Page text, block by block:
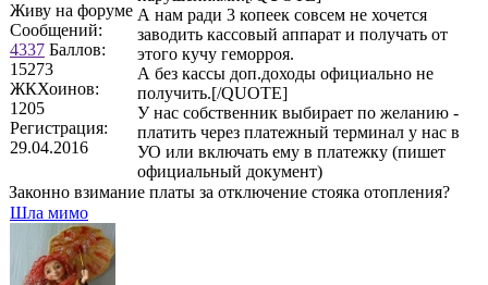
Живу на форуме
Сообщений:
4337 Баллов:
15273
ЖКХоинов:
1205
Регистрация:
29.04.2016
А нам ради 3 копеек совсем не хочется
заводить кассовый аппарат и получать от
этого кучу геморроя.
А без кассы доп.доходы официально не
получить.[/QUOTE]
У нас собственник выбирает по желанию -
платить через платежный терминал у нас в
УО или включать ему в платежку (пишет
официальный документ)
Законно взимание платы за отключение стояка отопления?
Шла мимо